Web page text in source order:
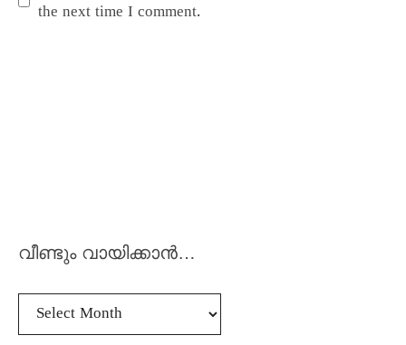
the next time I comment.
വീണ്ടും വായിക്കാൻ…